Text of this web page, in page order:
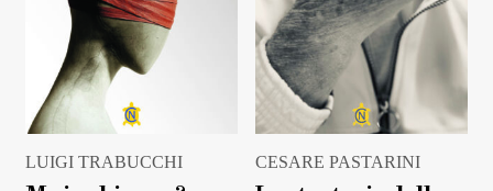
LUIGI TRABUCCHI CESARE PASTARINI